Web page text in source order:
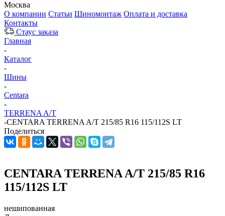
Москва
О компании Статьи Шиномонтаж Оплата и доставка
Контакты
Стаус заказа
Главная
-
Каталог
-
Шины
-
Centara
-
TERRENA A/T
-CENTARA TERRENA A/T 215/85 R16 115/112S LT
Поделиться
CENTARA TERRENA A/T 215/85 R16
115/112S LT
нешипованная